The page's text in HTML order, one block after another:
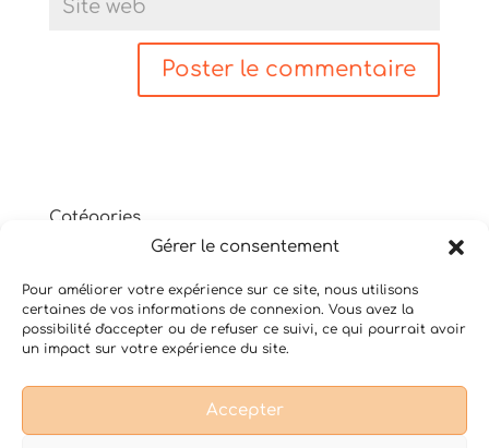
Gérer le consentement
Pour améliorer votre expérience sur ce site, nous utilisons
certaines de vos informations de connexion. Vous avez la
possibilité d'accepter ou de refuser ce suivi, ce qui pourrait avoir
un impact sur votre expérience du site.
Accepter
Catégories
Thérapie psycho-corporelle
Yoga du Son
Conditions Générales de Vente